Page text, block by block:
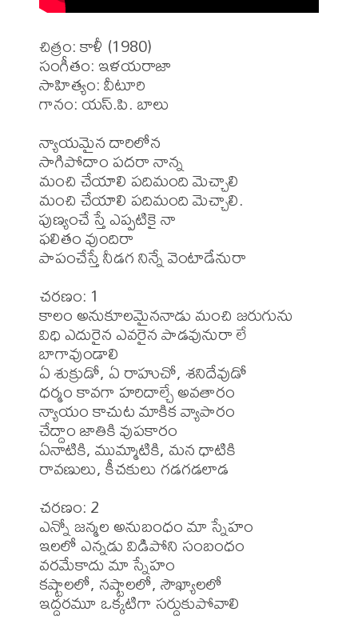
చిత్రం: కాళీ (1980)
సంగీతం: ఇళయరాజా
సాహిత్యం: వీటూరి
గానం: యస్.పి. బాలు
న్యాయమైన దారిలోన
సాగిపోదాం పదరా నాన్న
మంచి చేయాలి పదిమంది మెచ్చాలి
మంచి చేయాలి పదిమంది మెచ్చాలి.
పుణ్యంచే స్తే ఎప్పటికై నా
ఫలితం వుందిరా
పాపంచేస్తే నీడగ నిన్నే వెంటాడేనురా
చరణం: 1
కాలం అనుకూలమైననాడు మంచి జరుగును
విధి ఎదురైన ఎవరైన పాడవునురా లే
బాగావుండాలి
ఏ శుక్రుడో, ఏ రాహుచో, శనిదేవుడో
ధర్మం కావగా హరిదాల్చే అవతారం
న్యాయం కాచుట మాకిక వ్యాపారం
చేద్దాం జాతికి వుపకారం
ఏనాటికి, ముమ్మాటికి, మన ధాటికి
రావణులు, కీచకులు గడగడలాడ
చరణం: 2
ఎన్నో జన్మల అనుబంధం మా స్నేహం
ఇలలో ఎన్నడు విడిపోని సంబంధం
వరమేకాదు మా స్నేహం
కష్టాలలో, నష్టాలలో, సౌఖ్యాలలో
ఇద్దరమూ ఒక్కటిగా సర్దుకుపోవాలి